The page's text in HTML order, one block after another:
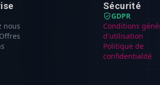
nous
Sécurité
GDPR
Conditions
d'utilisation
Politique de
confidentialité